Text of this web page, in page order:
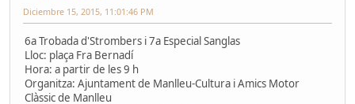
Diciembre 15, 2015, 11:01:46 PM
6a Trobada d'Strombers i 7a Especial Sanglas
Lloc: plaça Fra Bernadí
Hora: a partir de les 9 h
Organitza: Ajuntament de Manlleu-Cultura i Amics Motor
Clàssic de Manlleu